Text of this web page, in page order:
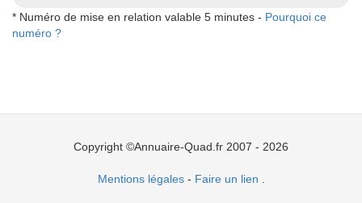
* Numéro de mise en relation valable 5 minutes - Pourquoi ce
numéro ?
Copyright ©Annuaire-Quad.fr 2007 - 2026
Mentions légales- Faire un lien